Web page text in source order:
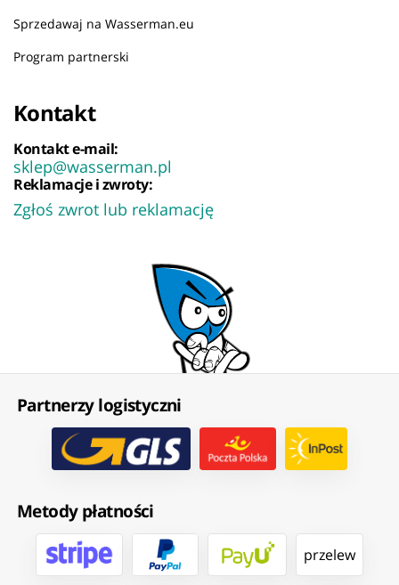
Sprzedawaj na Wasserman.eu
Program partnerski
Kontakt
Kontakt e-mail:
sklep@wasserman.pl
Reklamacje i zwroty:
Zgłoś zwrot lub reklamację
Partnerzy logistyczni
Metody płatności
przelew